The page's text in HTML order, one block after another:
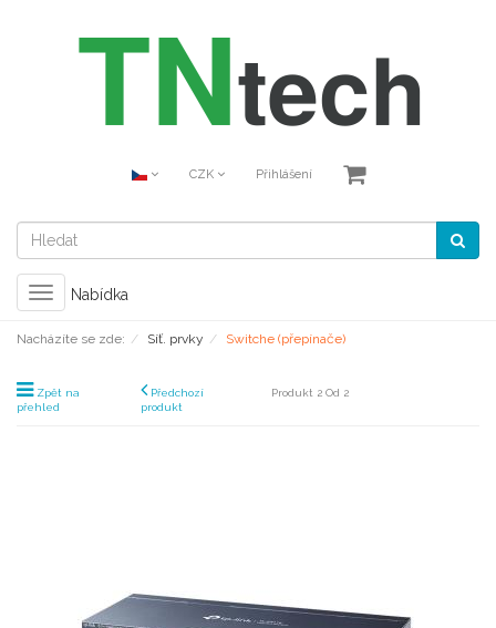
CZK Přihlášení
Toggle
navigation
Nabídka
Nacházíte se zde: Síť. prvky Switche (přepínače)
Zpět na
přehled
Předchozí
produkt
Produkt 2 Od 2